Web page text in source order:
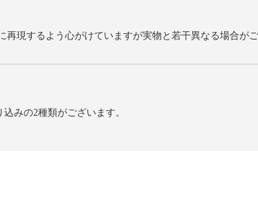
現するよう心がけていますが実物と若干異なる場合がご
みの2種類がございます。